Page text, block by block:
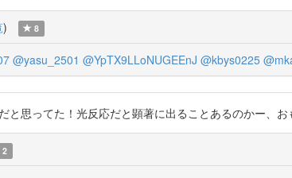
) 8
@yasu_2501 @YpTX9LLoNUGEEnJ @kbys0225
と思ってた！光反応だと顕著に出ることあるのかー、
2